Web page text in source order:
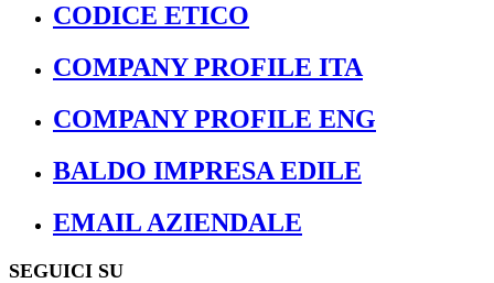
CODICE ETICO
COMPANY PROFILE ITA
COMPANY PROFILE ENG
BALDO IMPRESA EDILE
EMAIL AZIENDALE
SEGUICI SU